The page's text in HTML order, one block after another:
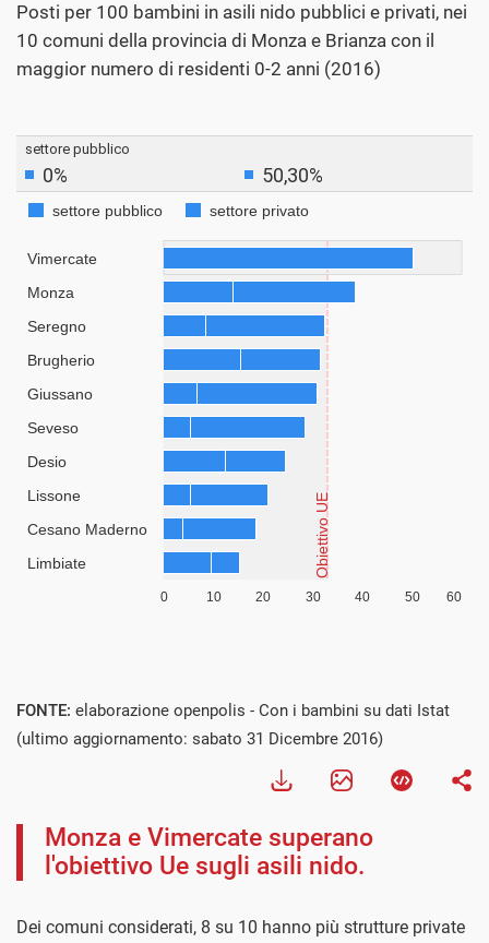
Posti per 100 bambini in asili nido pubblici e privati, nei
10 comuni della provincia di Monza e Brianza con il
maggior numero di residenti 0-2 anni (2016)
FONTE: elaborazione openpolis - Con i bambini su dati Istat
(ultimo aggiornamento: sabato 31 Dicembre 2016)
Monza e Vimercate superano
l'obiettivo Ue sugli asili nido.
Dei comuni considerati, 8 su 10 hanno più strutture private